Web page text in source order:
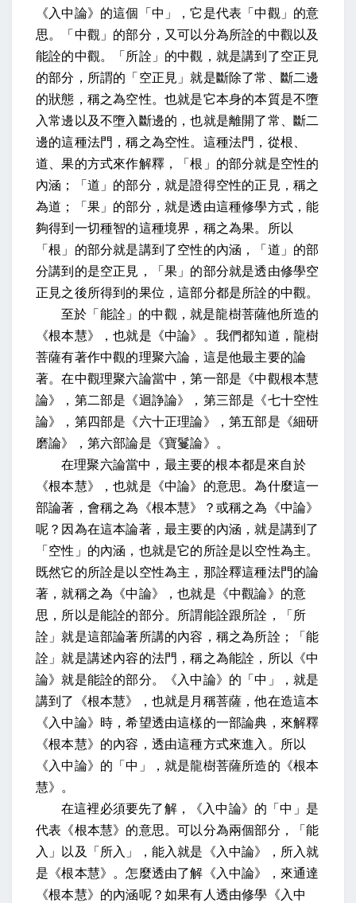
《入中論》的這個「中」，它是代表「中觀」的意
思。「中觀」的部分，又可以分為所詮的中觀以及
能詮的中觀。「所詮」的中觀，就是講到了空正見
的部分，所謂的「空正見」就是斷除了常、斷二邊
的狀態，稱之為空性。也就是它本身的本質是不墮
入常邊以及不墮入斷邊的，也就是離開了常、斷二
邊的這種法門，稱之為空性。這種法門，從根、
道、果的方式來作解釋，「根」的部分就是空性的
內涵；「道」的部分，就是證得空性的正見，稱之
為道；「果」的部分，就是透由這種修學方式，能
夠得到一切種智的這種境界，稱之為果。所以
「根」的部分就是講到了空性的內涵，「道」的部
分講到的是空正見，「果」的部分就是透由修學空
正見之後所得到的果位，這部分都是所詮的中觀。
至於「能詮」的中觀，就是龍樹菩薩他所造的
《根本慧》，也就是《中論》。我們都知道，龍樹
菩薩有著作中觀的理聚六論，這是他最主要的論
著。在中觀理聚六論當中，第一部是《中觀根本慧
論》，第二部是《迴諍論》，第三部是《七十空性
論》，第四部是《六十正理論》，第五部是《細研
磨論》，第六部論是《寶鬘論》。
在理聚六論當中，最主要的根本都是來自於
《根本慧》，也就是《中論》的意思。為什麼這一
部論著，會稱之為《根本慧》？或稱之為《中論》
呢？因為在這本論著，最主要的內涵，就是講到了
「空性」的內涵，也就是它的所詮是以空性為主。
既然它的所詮是以空性為主，那詮釋這種法門的論
著，就稱之為《中論》，也就是《中觀論》的意
思，所以是能詮的部分。所謂能詮跟所詮，「所
詮」就是這部論著所講的內容，稱之為所詮；「能
詮」就是講述內容的法門，稱之為能詮，所以《中
論》就是能詮的部分。《入中論》的「中」，就是
講到了《根本慧》，也就是月稱菩薩，他在造這本
《入中論》時，希望透由這樣的一部論典，來解釋
《根本慧》的內容，透由這種方式來進入。所以
《入中論》的「中」，就是龍樹菩薩所造的《根本
慧》。
在這裡必須要先了解，《入中論》的「中」是
代表《根本慧》的意思。可以分為兩個部分，「能
入」以及「所入」，能入就是《入中論》，所入就
是《根本慧》。怎麼透由了解《入中論》，來通達
《根本慧》的內涵呢？如果有人透由修學《入中